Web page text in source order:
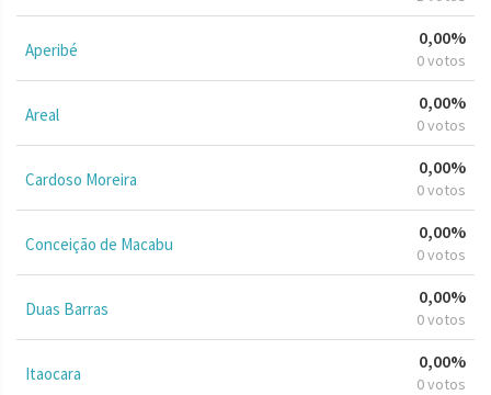
Aperibé
0,00%
0 votos
Areal
0,00%
0 votos
Cardoso Moreira
0,00%
0 votos
Conceição de Macabu
0,00%
0 votos
Duas Barras
0,00%
0 votos
Itaocara
0,00%
0 votos